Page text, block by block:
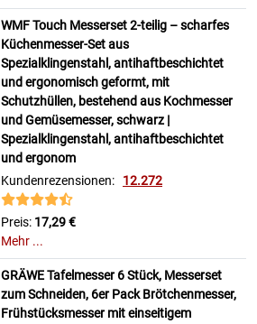
WMF Touch Messerset 2-teilig – scharfes
Küchenmesser-Set aus
Spezialklingenstahl, antihaftbeschichtet
und ergonomisch geformt, mit
Schutzhüllen, bestehend aus Kochmesser
und Gemüsemesser, schwarz |
Spezialklingenstahl, antihaftbeschichtet
und ergonom
Kundenrezensionen: 12.272
Preis: 17,29 €
Mehr ...
GRÄWE Tafelmesser 6 Stück, Messerset
zum Schneiden, 6er Pack Brötchenmesser,
Frühstücksmesser mit einseitigem